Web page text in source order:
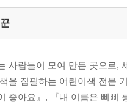
사람들이 모여 만든 곳으로,
을 집필하는 어린이책 전문
좋아요』, 『내 이름은 삐